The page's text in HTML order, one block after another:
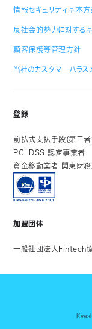
情報セキュリティ基本方
反社会的勢力に対する
顧客保護等管理方針
当社のカスタマーハラ
登録
前払式支払手段(第三
PCI DSS 認定事業者
資金移動業者 関東財
加盟団体
一般社団法人Fintech